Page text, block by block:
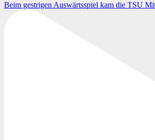
Beim gestrigen Auswärtsspiel kam die TSU